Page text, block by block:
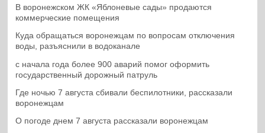
В воронежском ЖК «Яблоневые сады» продаются
коммерческие помещения
Куда обращаться воронежцам по вопросам отключения
воды, разъяснили в водоканале
с начала года более 900 аварий помог оформить
государственный дорожный патруль
Где ночью 7 августа сбивали беспилотники, рассказали
воронежцам
О погоде днем 7 августа рассказали воронежцам